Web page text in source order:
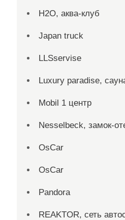
H2O, аква-клуб
Japan truck
LLSservise
Luxury paradise,
Mobil 1 центр
Nesselbeck, замок-
OsCar
OsCar
Pandora
REAKTOR, сеть